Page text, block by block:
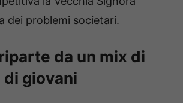
dei problemi societari.
da un mix di
giovani